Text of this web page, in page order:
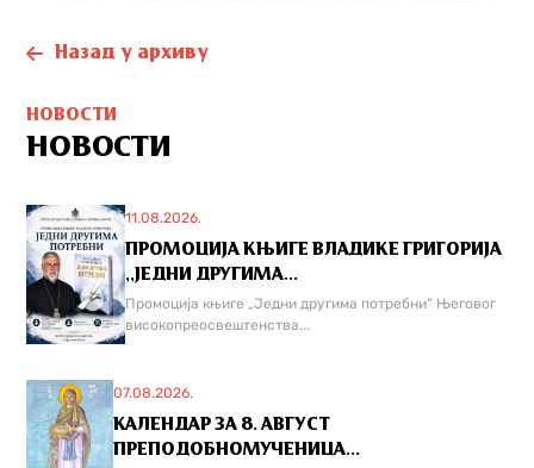
Назад у архиву
НОВОСТИ
НОВОСТИ
11.08.2026.
ПРОМОЦИЈА КЊИГЕ ВЛАДИКЕ ГРИГОРИЈА
,,ЈЕДНИ ДРУГИМА...
Промоција књиге „Једни другима потребни“ Његовог
високопреосвештенства...
07.08.2026.
КАЛЕНДАР ЗА 8. АВГУСТ
ПРЕПОДОБНОМУЧЕНИЦА...